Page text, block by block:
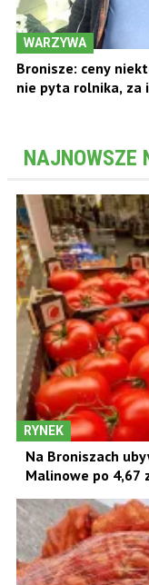
WARZYWA
Bronisze: ceny
nie pyta rolnika, za
NAJNOWSZE
RYNEK
Na Broniszach
Malinowe po 4,67